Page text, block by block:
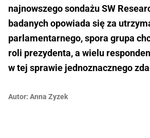
najnowszego sondażu SW
badanych opowiada się za
parlamentarnego, spora grupa
roli prezydenta, a wielu
w tej sprawie jednoznacznego
Autor: Anna Zyzek